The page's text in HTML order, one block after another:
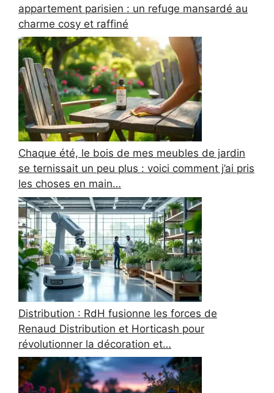
appartement parisien : un refuge mansardé au
charme cosy et raffiné
Chaque été, le bois de mes meubles de jardin
se ternissait un peu plus : voici comment j’ai pris
les choses en main…
Distribution : RdH fusionne les forces de
Renaud Distribution et Horticash pour
révolutionner la décoration et…